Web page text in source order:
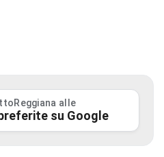
alle
su Google